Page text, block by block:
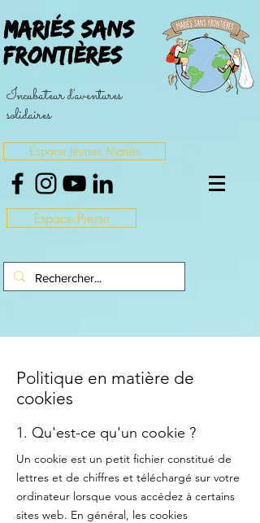
Mariés sans
Frontières
Incubateur d'aventures
solidaires
Espace Jeunes Mariés
Espace Presse
Politique en matière de
cookies
1. Qu'est-ce qu'un cookie ?
Un cookie est un petit fichier constitué de
lettres et de chiffres et téléchargé sur votre
ordinateur lorsque vous accédez à certains
sites web. En général, les cookies